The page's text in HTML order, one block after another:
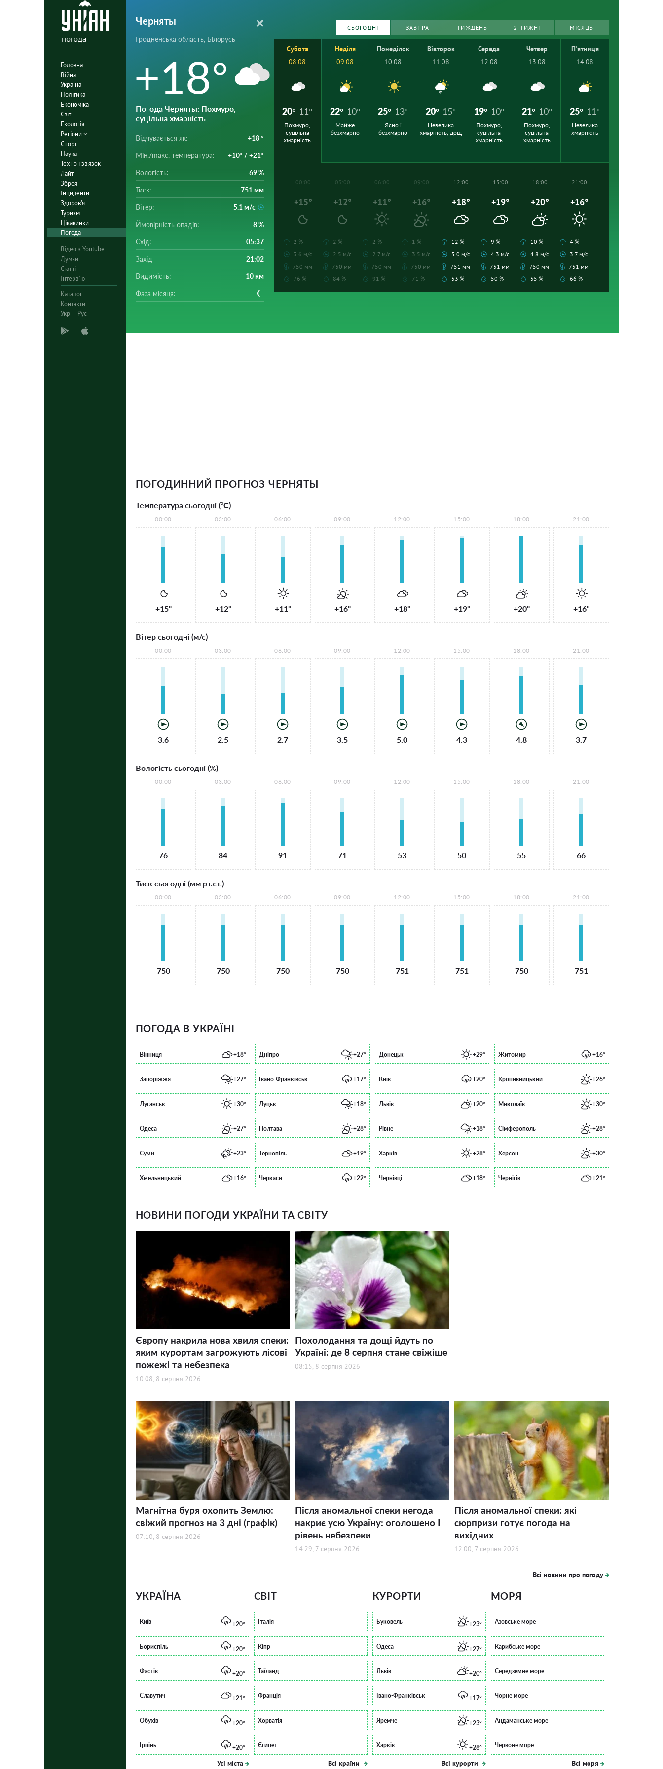
погода
Головна
Війна
Україна
Політика
Економіка
Світ
Екологія
Регіони
Спорт
Наука
Техно і зв'язок
Лайт
Зброя
Інциденти
Здоров'я
Туризм
Цікавинки
Погода
Відео з Youtube
Думки
Статті
Інтерв`ю
Каталог
Контакти
Укр
Рус
Черняты
Гродненська область, Білорусь
+18°
Погода Черняты: Похмуро,
суцільна хмарність
Відчувається як: +18 °
Мін./mакс. температура: +10° / +21°
Вологість: 69 %
Тиск: 751 мм
Вітер: 5.1 м/с
Ймовірність опадів: 8 %
Схід: 05:37
Захід 21:02
Видимість: 10 км
Фаза місяця:
СЬОГОДНІ ЗАВТРА ТИЖДЕНЬ 2 ТИЖНІ МІСЯЦЬ
Субота
08.08
20° 11°
Похмуро,
суцільна
хмарність
Неділя
09.08
22° 10°
Майже
безхмарно
Понеділок
10.08
25° 13°
Ясно і
безхмарно
Вівторок
11.08
20° 15°
Невелика
хмарність, дощ
Середа
12.08
19° 10°
Похмуро,
суцільна
хмарність
Четвер
13.08
21° 10°
Похмуро,
суцільна
хмарність
П'ятниця
14.08
25° 11°
Невелика
хмарність
00:00
+15°
2 %
3.6 м/с
750 мм
76 %
03:00
+12°
2 %
2.5 м/с
750 мм
84 %
06:00
+11°
2 %
2.7 м/с
750 мм
91 %
09:00
+16°
1 %
3.5 м/с
750 мм
71 %
12:00
+18°
12 %
5.0 м/с
751 мм
53 %
15:00
+19°
9 %
4.3 м/с
751 мм
50 %
18:00
+20°
10 %
4.8 м/с
750 мм
55 %
21:00
+16°
4 %
3.7 м/с
751 мм
66 %
ПОГОДИННИЙ ПРОГНОЗ ЧЕРНЯТЫ
Температура сьогодні (°С)
00:00
+15°
03:00
+12°
06:00
+11°
09:00
+16°
12:00
+18°
15:00
+19°
18:00
+20°
21:00
+16°
Вітер сьогодні (м/с)
00:00
3.6
03:00
2.5
06:00
2.7
09:00
3.5
12:00
5.0
15:00
4.3
18:00
4.8
21:00
3.7
Вологість сьогодні (%)
00:00
76
03:00
84
06:00
91
09:00
71
12:00
53
15:00
50
18:00
55
21:00
66
Тиск сьогодні (мм рт.ст.)
00:00
750
03:00
750
06:00
750
09:00
750
12:00
751
15:00
751
18:00
750
21:00
751
ПОГОДА В УКРАЇНІ
Вінниця +18° Дніпро +27° Донецьк +29° Житомир +16°
Запоріжжя +27° Івано-Франківськ +17° Київ +20° Кропивницький +26°
Луганськ +30° Луцьк +18° Львів +20° Миколаїв +30°
Одеса +27° Полтава +28° Рівне +18° Сімферополь +28°
Суми +23° Тернопіль +19° Харків +28° Херсон +30°
Хмельницький +16° Черкаси +22° Чернівці +18° Чернігів +21°
НОВИНИ ПОГОДИ УКРАЇНИ ТА СВІТУ
Європу накрила нова хвиля спеки:
яким курортам загрожують лісові
пожежі та небезпека
10:08, 8 серпня 2026
Похолодання та дощі йдуть по
Україні: де 8 серпня стане свіжіше
08:15, 8 серпня 2026
Магнітна буря охопить Землю:
свіжий прогноз на 3 дні (графік)
07:10, 8 серпня 2026
Після аномальної спеки негода
накриє усю Україну: оголошено І
рівень небезпеки
14:29, 7 серпня 2026
Після аномальної спеки: які
сюрпризи готує погода на
вихідних
12:00, 7 серпня 2026
Всі новини про погоду
УКРАЇНА
Київ +20°
Бориспіль +20°
Фастів +20°
Славутич +21°
Обухів +20°
Ірпінь +20°
Усі міста
СВІТ
Італія
Кіпр
Таїланд
Франція
Хорватія
Єгипет
Всі країни
КУРОРТИ
Буковель +23°
Одеса +27°
Львів +20°
Івано-Франківськ +17°
Яремче +23°
Харків +28°
Всі курорти
МОРЯ
Азовське море
Карибське море
Середземне море
Чорне море
Андаманське море
Червоне море
Всі моря